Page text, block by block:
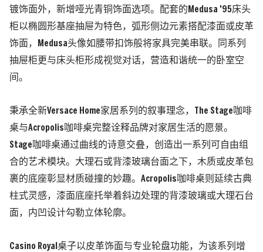
镀饰面外，新增哑光青铜饰面选项。配套的Medusa '95床头
柜以椭圆形基座抽屉为特色，弧形侧边元素搭配漆面或皮革
饰面，Medusa头像如腰带扣饰般将家具完美串联。同系列
抽屉柜更与床头柜形成视觉对话，营造和谐统一的卧室空
间。
秉承全新Versace Home家居系列的叙事理念，The Stage咖啡
桌与Acropolis咖啡桌完整诠释品牌对家居生活的愿景。
Stage咖啡桌通过曲线的诗意交叠，创造出一系列可自由组
合的艺术模块。大理石或背漆玻璃台面之下，木质或皮革包
裹的底座彰显材质碰撞的妙趣。Acropolis咖啡桌则延续古典
柱式灵感，漆面底座托举着斜边处理的背漆玻璃或大理石台
面，内凹设计勾勒立体轮廓。
Casino Royal桌子以皮革饰面与专业轮盘功能，为该系列增